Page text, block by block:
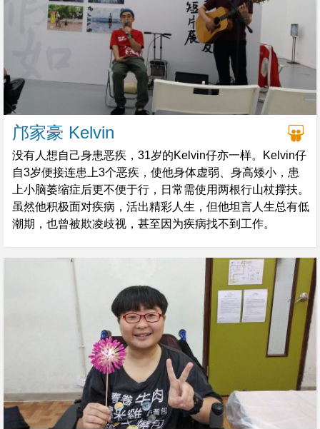
邝家豪 Kelvin
没有人想自己身患恶疾，31岁的Kelvin仔亦一样。Kelvin仔
自3岁便接连患上3个恶疾，使他身体虚弱、身高矮小，患
上小脑萎缩症后更不便于行，日常需使用两根行山杖撑扶。
虽然他积极面对疾病，活出精彩人生，但他坦言人生总有低
潮期，也曾被欺凌歧视，甚至因为疾病找不到工作。